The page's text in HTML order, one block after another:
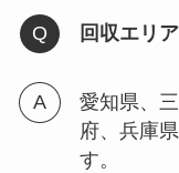
回収エリ
愛知県、
府、兵庫
す。